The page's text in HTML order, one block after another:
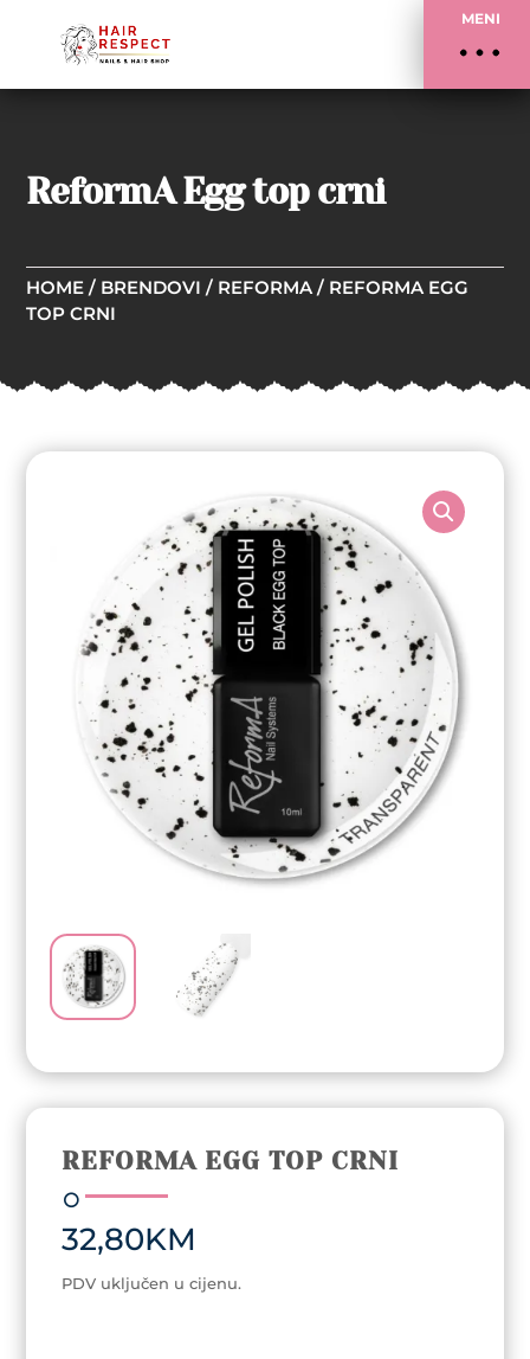
MENI
ReformA Egg top crni
HOME / BRENDOVI / REFORMA / REFORMA EGG
TOP CRNI
REFORMA EGG TOP CRNI
32,80KM
PDV uključen u cijenu.